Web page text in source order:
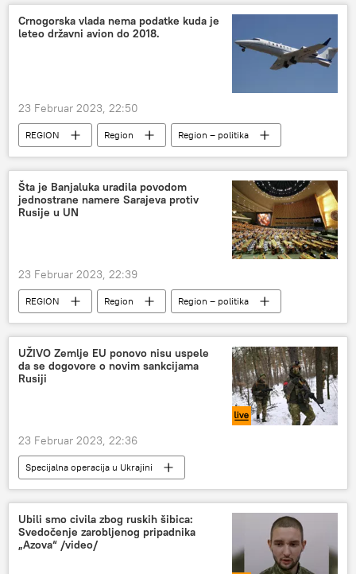
Nemanja Matić
Crnogorska vlada nema podatke kuda je
leteo državni avion do 2018.
23 Februar 2023, 22:50
REGION Region
Region – politika
Crna Gora
Vlada Crne Gore MANS
Šta je Banjaluka uradila povodom
jednostrane namere Sarajeva protiv
Rusije u UN
23 Februar 2023, 22:39
REGION Region
Region – politika
Bosna i Hercegovina (BiH)
UŽIVO Zemlje EU ponovo nisu uspele
da se dogovore o novim sankcijama
Rusiji
23 Februar 2023, 22:36
Specijalna operacija u Ukrajini
Specijalna vojna operacija u Ukrajini – uživo
Ubili smo civila zbog ruskih šibica:
Svedočenje zarobljenog pripadnika
„Azova“ /video/